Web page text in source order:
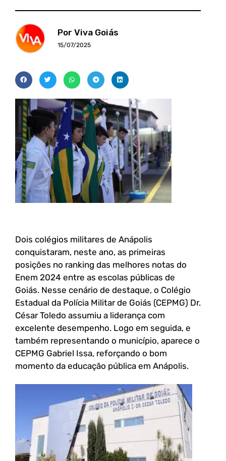
Por Viva Goiás
15/07/2025
Dois colégios militares de Anápolis
conquistaram, neste ano, as primeiras
posições no ranking das melhores notas do
Enem 2024 entre as escolas públicas de
Goiás. Nesse cenário de destaque, o Colégio
Estadual da Polícia Militar de Goiás (CEPMG) Dr.
César Toledo assumiu a liderança com
excelente desempenho. Logo em seguida, e
também representando o município, aparece o
CEPMG Gabriel Issa, reforçando o bom
momento da educação pública em Anápolis.